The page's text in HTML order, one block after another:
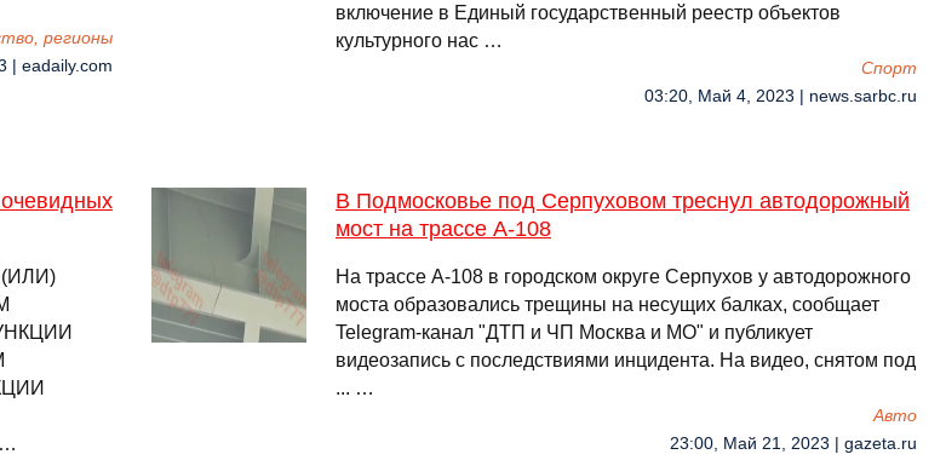
регионы
| eadaily.com
включение в Единый государственный реестр объектов
культурного нас …
Спорт
03:20, Май 4, 2023 | news.sarbc.ru
…
В Подмосковье под Серпуховом треснул автодорожный
мост на трассе А-108
На трассе А-108 в городском округе Серпухов у автодорожного
моста образовались трещины на несущих балках, сообщает
Telegram-канал "ДТП и ЧП Москва и МО" и публикует
видеозапись с последствиями инцидента. На видео, снятом под
... …
Авто
23:00, Май 21, 2023 | gazeta.ru